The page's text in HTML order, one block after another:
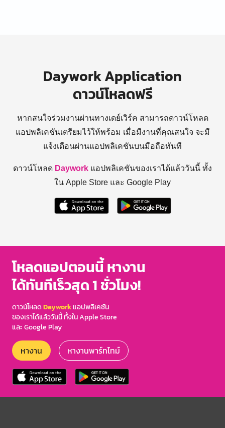
Daywork Application
ดาวน์โหลดฟรี
หากสนใจร่วมงานผ่านทางเดย์เวิร์ค สามารถดาวน์โหลด
แอปพลิเคชันเตรียมไว้ให้พร้อม เมื่อมีงานที่คุณสนใจ จะมี
แจ้งเตือนผ่านแอปพลิเคชันบนมือถือทันที
ดาวน์โหลด Daywork แอปพลิเคชันของเราได้แล้ววันนี้ ทั้ง
ใน Apple Store และ Google Play
โหลดแอปตอนนี้ หางาน
ได้ทันทีเร็วสุด 1 ชั่วโมง!
ดาวน์โหลดDayworkแอปพลิเคชัน
ของเราได้แล้ววันนี้ ทั้งใน Apple Store
และ Google Play
หางาน หางานพาร์ทไทม์